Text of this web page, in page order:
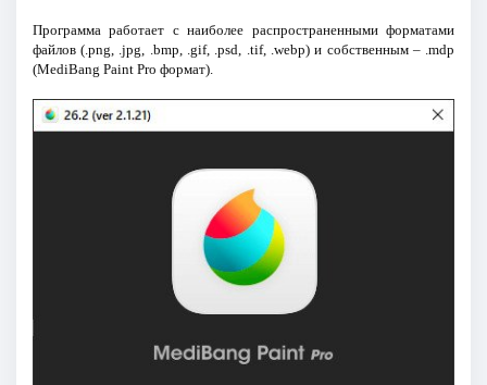
Программа работает с наиболее распространенными форматами
файлов (.png, .jpg, .bmp, .gif, .psd, .tif, .webp) и собственным – .mdp
(MediBang Paint Pro формат).